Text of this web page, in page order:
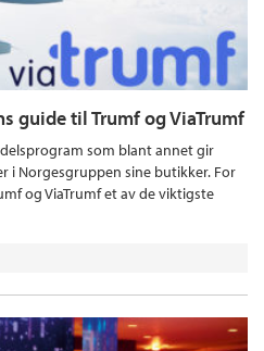
guide til Trumf og ViaTrumf
som blant annet gir
i Norgesgruppen sine butikker. For
og ViaTrumf et av de viktigste